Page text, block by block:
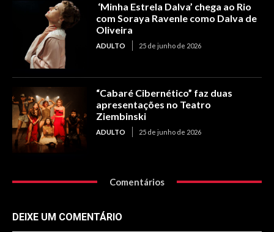
‘Minha Estrela Dalva’ chega ao Rio
com Soraya Ravenle como Dalva de
Oliveira
ADULTO 25 de junho de 2026
“Cabaré Cibernético” faz duas
apresentações no Teatro
Ziembinski
ADULTO 25 de junho de 2026
Comentários
DEIXE UM COMENTÁRIO